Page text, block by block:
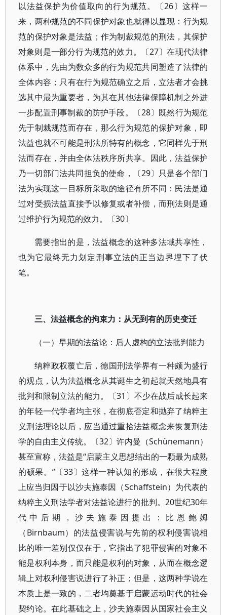
以法益保护为价值取向的行为规范。〔26〕这样一
来，两种规范的不同保护对象也就得以显现：行为规
范的保护对象是法益；作为制裁规范的刑法，其保护
对象则是一部分行为规范的效力。〔27〕在现代法律
体系中，先由为数众多的行为规范共同塑造了法律的
全体内容；只有在行为规范确立之后，立法者才会挑
选其中最为重要者，为其在其他法律保障机制之外进
一步配置刑事制裁的防护手段。〔28〕既然行为规范
先于制裁规范而存在，那么行为规范的保护对象，即
法益也就不可能是刑法所特有的概念，它同样先于刑
法而存在，并由全体法秩序所共享。因此，法益保护
乃一切部门法共同担负的使命，〔29〕只是各个部门
法为实现这一目标所采取的途径有所不同：民法是通
过对受损法益直接予以修复或者补偿，而刑法则是通
过维护行为规范的效力。〔30〕
需要指出的是，法益概念的这种多法域共享性，
也为它最终无力划定刑事立法的正当边界埋下了伏
笔。
三、法益概念的拘束力：从无到有的历史变迁
（一）早期的法益论：后人虚构的立法批判能力
纳粹政权覆亡后，德国刑法学界有一种颇为盛行
的观点，认为法益概念从其诞生之初起就天然地具有
批判和限制立法的能力。〔31〕不少在战后成长起来
的年轻一代学者均主张，在彻底否定和抛弃了纳粹主
义刑法理论以后，应当通过重拾法益概念来恢复刑法
学的自由主义传统。〔32〕许内曼（Schünemann）
甚至宣称，法益是“启蒙主义思想结出的一颗最为成熟
的硕果。”〔33〕这样一种认知的形成，在很大程度
上应当归因于以沙夫施泰因（Schaffstein）为代表的
纳粹主义刑法学者对法益论进行的批判。20世纪30年
代中后期，沙夫施泰因提出：比恩鲍姆
（Birnbaum）的法益侵害说与先前的权利侵害说相
比的唯一差别仅仅在于，它指出了犯罪侵害的对象不
能是权利本身，而只能是权利的对象，从而在概念逻
辑上对权利侵害说进行了补正；但是，这两种学说在
本质上是一致的，二者均奠基于启蒙运动时代的社会
契约论。在此基础之上，沙夫施泰因从国家社会主义